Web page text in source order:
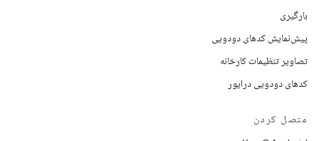
بارگیری
پیش‌نمایش کدهای دودویی
تصاویر تنظیمات کارخانه
کدهای دودویی درایور
متصل کردن